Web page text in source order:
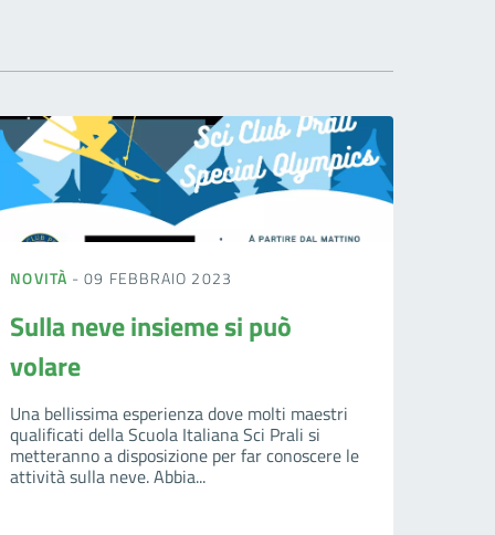
NOVITÀ - 09 FEBBRAIO 2023
Sulla neve insieme si può
volare
Una bellissima esperienza dove molti maestri
qualificati della Scuola Italiana Sci Prali si
metteranno a disposizione per far conoscere le
attività sulla neve. Abbia...